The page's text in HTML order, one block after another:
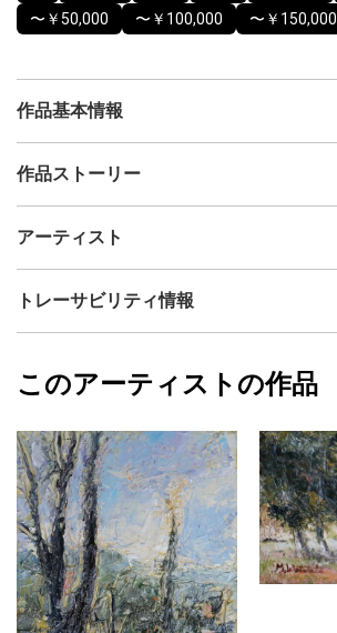
〜￥50,000
〜￥100,000 〜￥150,000
作品基本情報
出品者
制作年
油彩
カラー
緑
配送目安
二週間以内
作品ストーリー
重厚なマチェールで描かれた油彩画です。
見。その樹から感ずる雰囲気を表現した。
アーティスト
渡辺政雄
フォローする
トレーサビリティ情報
渡辺政雄
このアーティストの作品